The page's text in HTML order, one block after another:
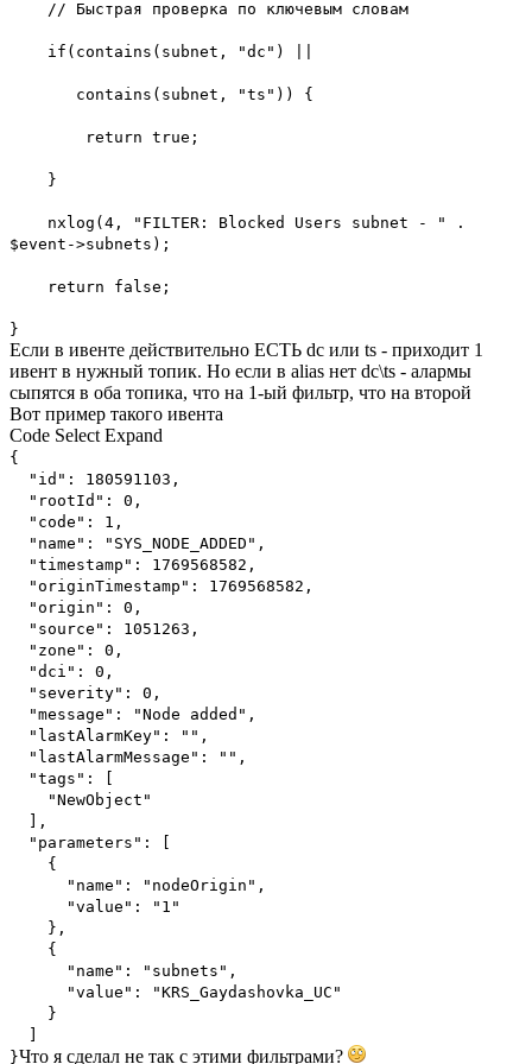
// Быстрая проверка по ключевым словам
if(contains(subnet, "dc") ||
contains(subnet, "ts")) {
return true;
}
nxlog(4, "FILTER: Blocked Users subnet - " .
$event->subnets);
return false;
}
Если в ивенте действительно ЕСТЬ dc или ts - приходит 1
ивент в нужный топик. Но если в alias нет dc\ts - алармы
сыпятся в оба топика, что на 1-ый фильтр, что на второй
Вот пример такого ивента
Code Select Expand
{
"id": 180591103,
"rootId": 0,
"code": 1,
"name": "SYS_NODE_ADDED",
"timestamp": 1769568582,
"originTimestamp": 1769568582,
"origin": 0,
"source": 1051263,
"zone": 0,
"dci": 0,
"severity": 0,
"message": "Node added",
"lastAlarmKey": "",
"lastAlarmMessage": "",
"tags": [
"NewObject"
],
"parameters": [
{
"name": "nodeOrigin",
"value": "1"
},
{
"name": "subnets",
"value": "KRS_Gaydashovka_UC"
}
}Что я сделал не так с этими фильтрами?